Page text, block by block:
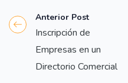
Anterior Post
Inscripción de
Empresas en un
Directorio Comercial